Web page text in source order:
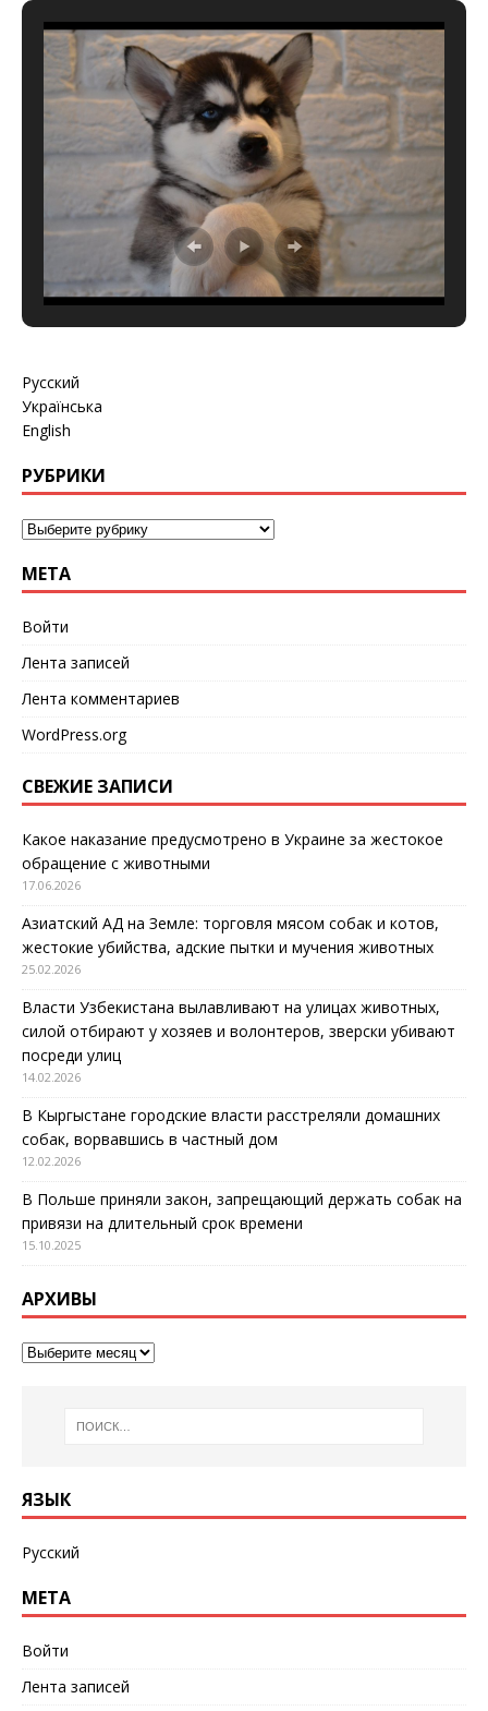
Русский
Українська
English
РУБРИКИ
МЕТА
Войти
Лента записей
Лента комментариев
WordPress.org
СВЕЖИЕ ЗАПИСИ
Какое наказание предусмотрено в Украине за жестокое
обращение с животными
17.06.2026
Азиатский АД на Земле: торговля мясом собак и котов,
жестокие убийства, адские пытки и мучения животных
25.02.2026
Власти Узбекистана вылавливают на улицах животных,
силой отбирают у хозяев и волонтеров, зверски убивают
посреди улиц
14.02.2026
В Кыргыстане городские власти расстреляли домашних
собак, ворвавшись в частный дом
12.02.2026
В Польше приняли закон, запрещающий держать собак на
привязи на длительный срок времени
15.10.2025
АРХИВЫ
ЯЗЫК
Русский
МЕТА
Войти
Лента записей